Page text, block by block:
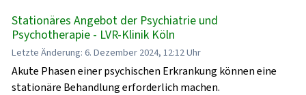
Stationäres Angebot der Psychiatrie und
Psychotherapie - LVR-Klinik Köln
Letzte Änderung: 6. Dezember 2024, 12:12 Uhr
Akute Phasen einer psychischen Erkrankung können eine
stationäre Behandlung erforderlich machen.